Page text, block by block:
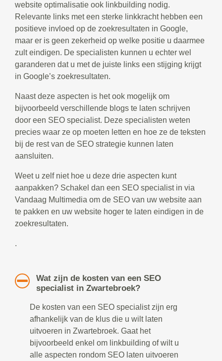
website optimalisatie ook linkbuilding nodig.
Relevante links met een sterke linkkracht hebben een
positieve invloed op de zoekresultaten in Google,
maar er is geen zekerheid op welke positie u daarmee
zult eindigen. De specialisten kunnen u echter wel
garanderen dat u met de juiste links een stijging krijgt
in Google’s zoekresultaten.
Naast deze aspecten is het ook mogelijk om
bijvoorbeeld verschillende blogs te laten schrijven
door een SEO specialist. Deze specialisten weten
precies waar ze op moeten letten en hoe ze de teksten
bij de rest van de SEO strategie kunnen laten
aansluiten.
Weet u zelf niet hoe u deze drie aspecten kunt
aanpakken? Schakel dan een SEO specialist in via
Vandaag Multimedia om de SEO van uw website aan
te pakken en uw website hoger te laten eindigen in de
zoekresultaten.
.
Wat zijn de kosten van een SEO
specialist in Zwartebroek?
De kosten van een SEO specialist zijn erg
afhankelijk van de klus die u wilt laten
uitvoeren in Zwartebroek. Gaat het
bijvoorbeeld enkel om linkbuilding of wilt u
alle aspecten rondom SEO laten uitvoeren